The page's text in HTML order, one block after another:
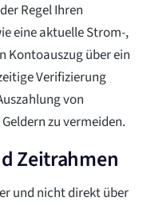
Regel Ihren
eine aktuelle Strom-,
Kontoauszug über ein
Verifizierung
von
zu vermeiden.
Zeitrahmen
und nicht direkt über